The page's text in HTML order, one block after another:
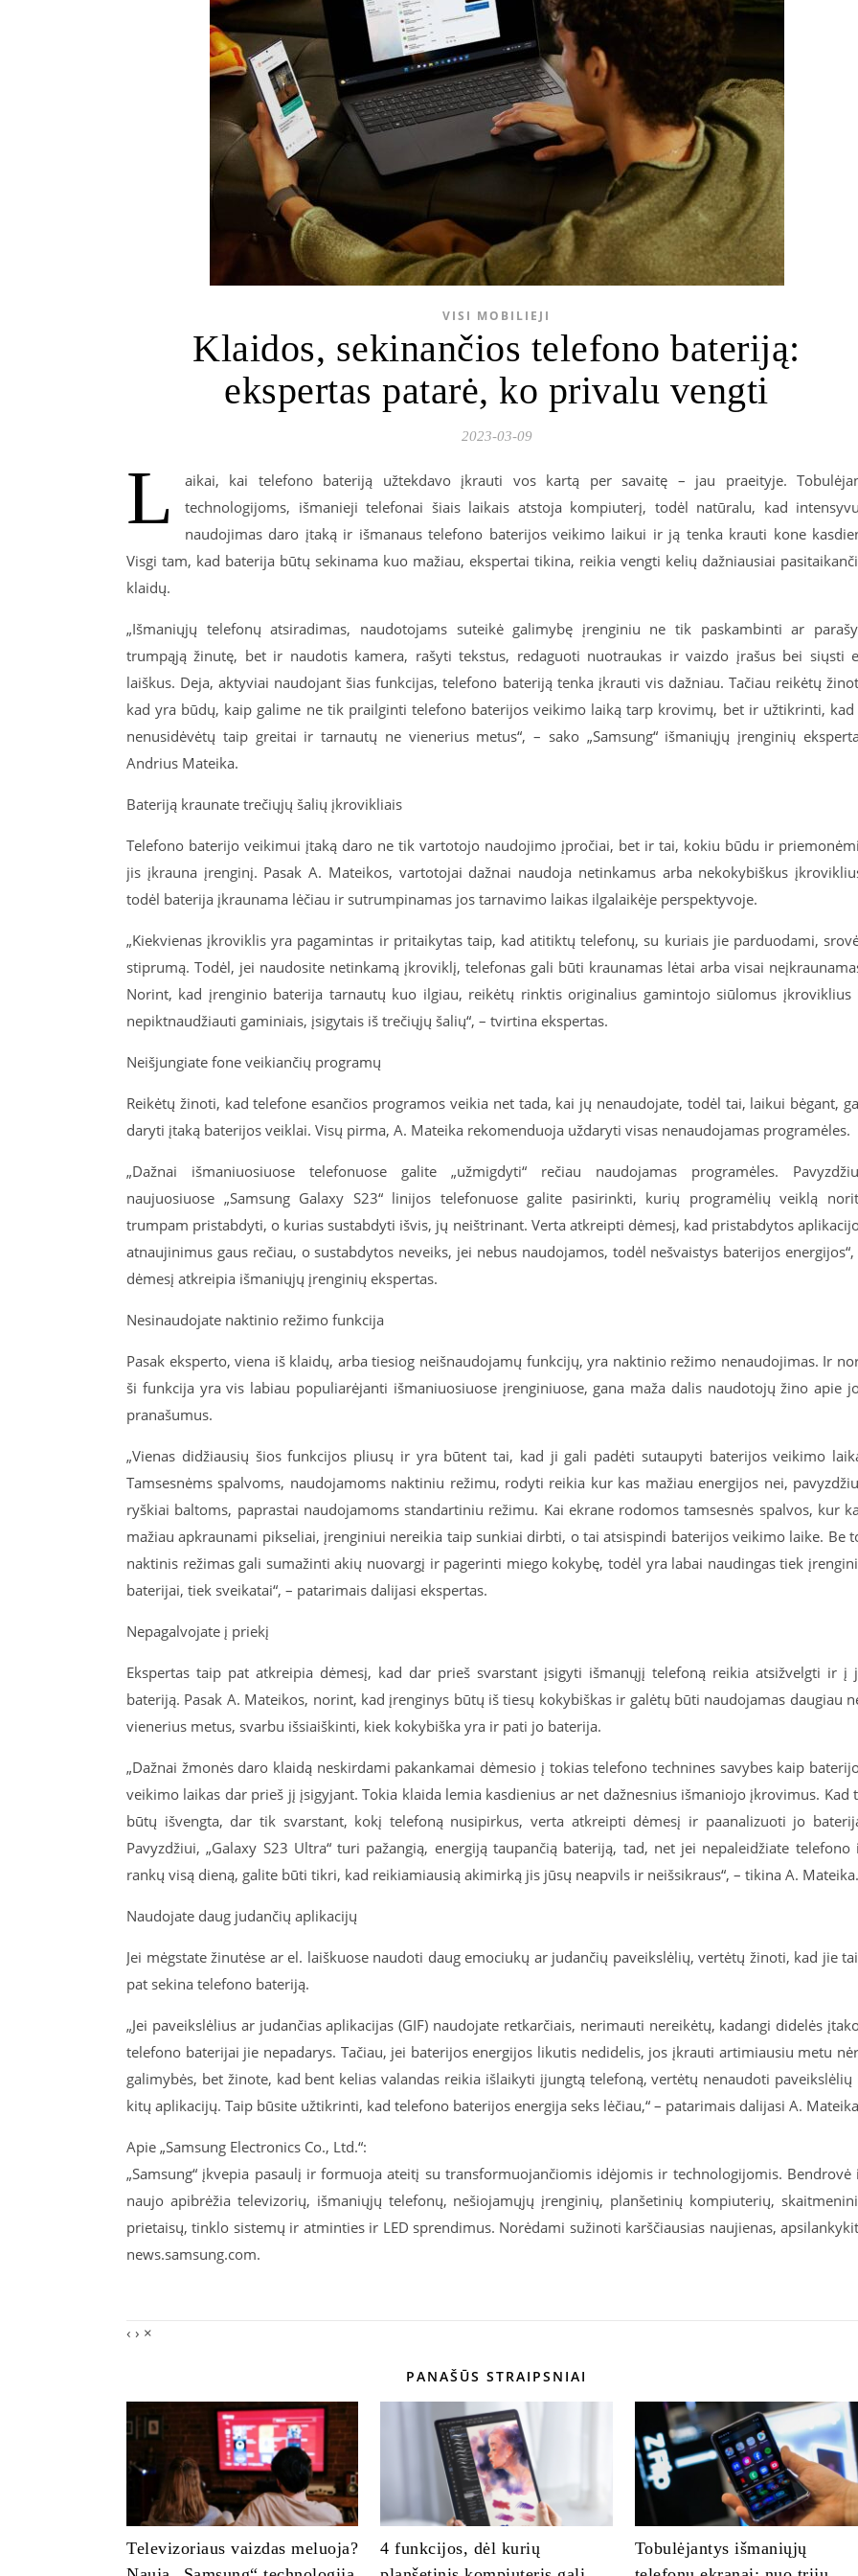
VISI MOBILIEJI
Klaidos, sekinančios telefono bateriją:
ekspertas patarė, ko privalu vengti
2023-03-09
L
aikai, kai telefono bateriją užtekdavo įkrauti vos kartą per savaitę – jau praeityje.
technologijoms, išmanieji telefonai šiais laikais atstoja kompiuterį, todėl natūralu, kad
naudojimas daro įtaką ir išmanaus telefono baterijos veikimo laikui ir ją tenka krauti kone
Visgi tam, kad baterija būtų sekinama kuo mažiau, ekspertai tikina, reikia vengti kelių dažniausiai
klaidų.
„Išmaniųjų telefonų atsiradimas, naudotojams suteikė galimybę įrenginiu ne tik paskambinti ar
trumpąją žinutę, bet ir naudotis kamera, rašyti tekstus, redaguoti nuotraukas ir vaizdo įrašus bei siųsti
laiškus. Deja, aktyviai naudojant šias funkcijas, telefono bateriją tenka įkrauti vis dažniau. Tačiau reikėtų
kad yra būdų, kaip galime ne tik prailginti telefono baterijos veikimo laiką tarp krovimų, bet ir užtikrinti, kad
nenusidėvėtų taip greitai ir tarnautų ne vienerius metus“, – sako „Samsung“ išmaniųjų įrenginių
Andrius Mateika.
Bateriją kraunate trečiųjų šalių įkrovikliais
Telefono baterijo veikimui įtaką daro ne tik vartotojo naudojimo įpročiai, bet ir tai, kokiu būdu ir
jis įkrauna įrenginį. Pasak A. Mateikos, vartotojai dažnai naudoja netinkamus arba nekokybiškus
todėl baterija įkraunama lėčiau ir sutrumpinamas jos tarnavimo laikas ilgalaikėje perspektyvoje.
„Kiekvienas įkroviklis yra pagamintas ir pritaikytas taip, kad atitiktų telefonų, su kuriais jie parduodami,
stiprumą. Todėl, jei naudosite netinkamą įkroviklį, telefonas gali būti kraunamas lėtai arba visai
Norint, kad įrenginio baterija tarnautų kuo ilgiau, reikėtų rinktis originalius gamintojo siūlomus įkroviklius
nepiktnaudžiauti gaminiais, įsigytais iš trečiųjų šalių“, – tvirtina ekspertas.
Neišjungiate fone veikiančių programų
Reikėtų žinoti, kad telefone esančios programos veikia net tada, kai jų nenaudojate, todėl tai, laikui bėgant,
daryti įtaką baterijos veiklai. Visų pirma, A. Mateika rekomenduoja uždaryti visas nenaudojamas programėles.
„Dažnai išmaniuosiuose telefonuose galite „užmigdyti“ rečiau naudojamas programėles.
naujuosiuose „Samsung Galaxy S23“ linijos telefonuose galite pasirinkti, kurių programėlių veiklą
trumpam pristabdyti, o kurias sustabdyti išvis, jų neištrinant. Verta atkreipti dėmesį, kad pristabdytos
atnaujinimus gaus rečiau, o sustabdytos neveiks, jei nebus naudojamos, todėl nešvaistys baterijos energijos“,
dėmesį atkreipia išmaniųjų įrenginių ekspertas.
Nesinaudojate naktinio režimo funkcija
Pasak eksperto, viena iš klaidų, arba tiesiog neišnaudojamų funkcijų, yra naktinio režimo nenaudojimas. Ir
ši funkcija yra vis labiau populiarėjanti išmaniuosiuose įrenginiuose, gana maža dalis naudotojų žino apie
pranašumus.
„Vienas didžiausių šios funkcijos pliusų ir yra būtent tai, kad ji gali padėti sutaupyti baterijos veikimo
Tamsesnėms spalvoms, naudojamoms naktiniu režimu, rodyti reikia kur kas mažiau energijos nei,
ryškiai baltoms, paprastai naudojamoms standartiniu režimu. Kai ekrane rodomos tamsesnės spalvos, kur
mažiau apkraunami pikseliai, įrenginiui nereikia taip sunkiai dirbti, o tai atsispindi baterijos veikimo laike. Be
naktinis režimas gali sumažinti akių nuovargį ir pagerinti miego kokybę, todėl yra labai naudingas tiek
baterijai, tiek sveikatai“, – patarimais dalijasi ekspertas.
Nepagalvojate į priekį
Ekspertas taip pat atkreipia dėmesį, kad dar prieš svarstant įsigyti išmanųjį telefoną reikia atsižvelgti ir į
bateriją. Pasak A. Mateikos, norint, kad įrenginys būtų iš tiesų kokybiškas ir galėtų būti naudojamas daugiau
vienerius metus, svarbu išsiaiškinti, kiek kokybiška yra ir pati jo baterija.
„Dažnai žmonės daro klaidą neskirdami pakankamai dėmesio į tokias telefono technines savybes kaip
veikimo laikas dar prieš jį įsigyjant. Tokia klaida lemia kasdienius ar net dažnesnius išmaniojo įkrovimus. Kad
būtų išvengta, dar tik svarstant, kokį telefoną nusipirkus, verta atkreipti dėmesį ir paanalizuoti jo
Pavyzdžiui, „Galaxy S23 Ultra“ turi pažangią, energiją taupančią bateriją, tad, net jei nepaleidžiate telefono
rankų visą dieną, galite būti tikri, kad reikiamiausią akimirką jis jūsų neapvils ir neišsikraus“, – tikina A. Mateika.
Naudojate daug judančių aplikacijų
Jei mėgstate žinutėse ar el. laiškuose naudoti daug emociukų ar judančių paveikslėlių, vertėtų žinoti, kad jie
pat sekina telefono bateriją.
„Jei paveikslėlius ar judančias aplikacijas (GIF) naudojate retkarčiais, nerimauti nereikėtų, kadangi didelės
telefono baterijai jie nepadarys. Tačiau, jei baterijos energijos likutis nedidelis, jos įkrauti artimiausiu metu
galimybės, bet žinote, kad bent kelias valandas reikia išlaikyti įjungtą telefoną, vertėtų nenaudoti paveikslėlių
kitų aplikacijų. Taip būsite užtikrinti, kad telefono baterijos energija seks lėčiau,“ – patarimais dalijasi A.
Apie „Samsung Electronics Co., Ltd.“:
„Samsung“ įkvepia pasaulį ir formuoja ateitį su transformuojančiomis idėjomis ir technologijomis. Bendrovė
naujo apibrėžia televizorių, išmaniųjų telefonų, nešiojamųjų įrenginių, planšetinių kompiuterių,
prietaisų, tinklo sistemų ir atminties ir LED sprendimus. Norėdami sužinoti karščiausias naujienas,
news.samsung.com.
‹ › ×
PANAŠŪS STRAIPSNIAI
Televizoriaus vaizdas meluoja?
4 funkcijos, dėl kurių
Tobulėjantys išmaniųjų